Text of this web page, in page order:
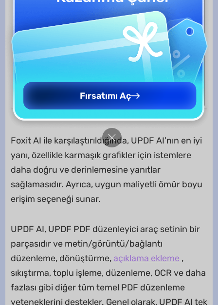
Foxit AI ile karşılaştırıldığında, UPDF AI'nın en iyi
yanı, özellikle karmaşık grafikler için istemlere
daha doğru ve derinlemesine yanıtlar
sağlamasıdır. Ayrıca, uygun maliyetli ömür boyu
erişim seçeneği sunar.
UPDF AI, UPDF PDF düzenleyici araç setinin bir
parçasıdır ve metin/görüntü/bağlantı
düzenleme, dönüştürme,açıklama ekleme ,
sıkıştırma, toplu işleme, düzenleme, OCR ve daha
fazlası gibi diğer tüm temel PDF düzenleme
yeteneklerini destekler. Genel olarak, UPDF AI tek
Fırsatımı Aç